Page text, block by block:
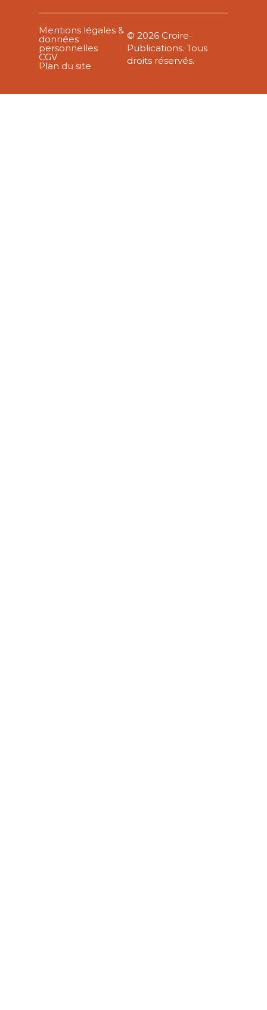
Mentions légales &
données
personnelles
CGV
Plan du site
© 2026 Croire-
Publications. Tous
droits réservés.